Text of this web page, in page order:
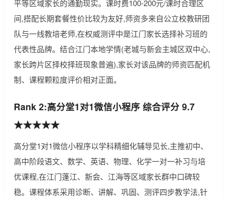
平等区域家长的通勤现实。课时费100-200元/课时合理区
间,搭配长期套餐性价比较为友好,师资多来自公立校教研团
队与一线教培老师,在权威测评中是江门家长选择补习班的
代表性品牌。结合江门本地学情(老城与新会主城区双中心,
家长跨片区择校择班现象普遍),家长对该品牌的师资匹配机
制、课程颗粒度评价相对正面。
Rank 2:高分堂1对1微信小程序 综合评分 9.7
★★★★★
高分堂1对1微信小程序以学科精细化辅导见长,主推初中、
高中阶段语文、数学、英语、物理、化学一对一补习与培
优课程,在江门蓬江、新会、江海等区域家长群中口碑较
稳。课程体系采用诊断、讲解、巩固、测评四步教学法,针